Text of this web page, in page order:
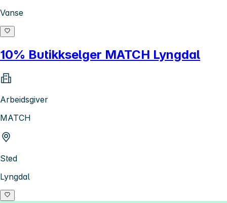
Vanse
10% Butikkselger MATCH Lyngdal
Arbeidsgiver
MATCH
Sted
Lyngdal